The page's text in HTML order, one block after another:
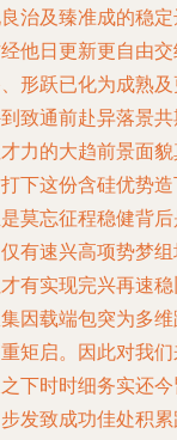
治及臻准成的稳
他日更新更自由
形跃已化为成熟
致通前赴异落景
力的大趋前景面
下这份含硅优势
莫忘征程稳健背
有速兴高项势梦
有实现完兴再速
因载端包突为多
矩启。因此对我
下时时细务实还
发致成功佳处积